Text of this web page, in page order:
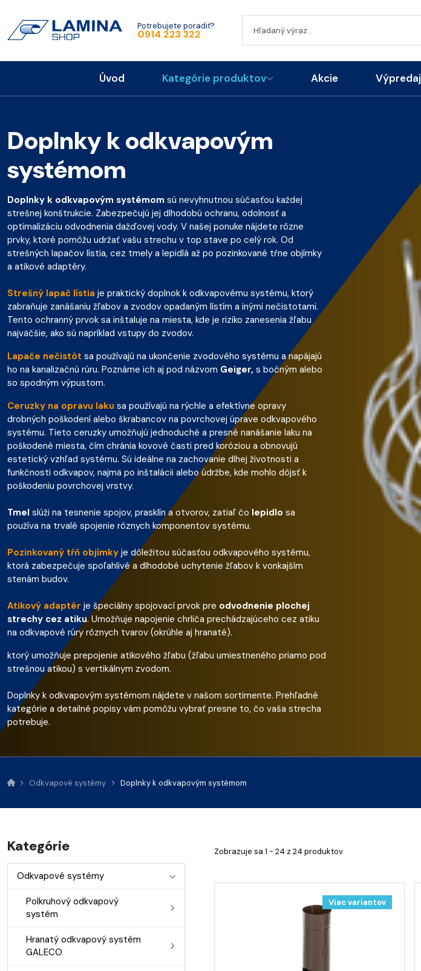
Potrebujete poradiť?
0914 223 322
Úvod Kategórie produktov Akcie Výpredaj
Doplnky k odkvapovým
systémom
Doplnky k odkvapovým systémom sú nevyhnutnou súčasťou každej
strešnej konštrukcie. Zabezpečujú jej dlhodobú ochranu, odolnosť a
optimalizáciu odvodnenia dažďovej vody. V našej ponuke nájdete rôzne
prvky, ktoré pomôžu udržať vašu strechu v top stave po celý rok. Od
strešných lapačov lístia, cez tmely a lepidlá až po pozinkované tŕne objímky
a atikové adaptéry.
Strešný lapač lístia je praktický doplnok k odkvapovému systému, ktorý
zabraňuje zanášaniu žľabov a zvodov opadaným lístím a inými nečistotami.
Tento ochranný prvok sa inštaluje na miesta, kde je riziko zanesenia žľabu
najväčšie, ako sú napríklad vstupy do zvodov.
Lapače nečistôt sa používajú na ukončenie zvodového systému a napájajú
ho na kanalizačnú rúru. Poznáme ich aj pod názvom Geiger, s bočným alebo
so spodným výpustom.
Ceruzky na opravu laku sa používajú na rýchle a efektívne opravy
drobných poškodení alebo škrabancov na povrchovej úprave odkvapového
systému. Tieto ceruzky umožňujú jednoduché a presné nanášanie laku na
poškodené miesta, čím chránia kovové časti pred koróziou a obnovujú
estetický vzhľad systému. Sú ideálne na zachovanie dlhej životnosti a
funkčnosti odkvapov, najmä po inštalácii alebo údržbe, kde mohlo dôjsť k
poškodeniu povrchovej vrstvy.
Tmel slúži na tesnenie spojov, prasklín a otvorov, zatiaľ čo lepidlo sa
používa na trvalé spojenie rôznych komponentov systému.
Pozinkovaný tŕň objímky je dôležitou súčasťou odkvapového systému,
ktorá zabezpečuje spoľahlivé a dlhodobé uchytenie žľabov k vonkajším
stenám budov.
Atikový adaptér je špeciálny spojovací prvok pre odvodnenie plochej
strechy cez atiku. Umožňuje napojenie chrliča prechádzajúceho cez atiku
na odkvapové rúry rôznych tvarov (okrúhle aj hranaté).
ktorý umožňuje prepojenie atikového žľabu (žľabu umiestneného priamo pod
strešnou atikou) s vertikálnym zvodom.
Doplnky k odkvapovým systémom nájdete v našom sortimente. Prehľadné
kategórie a detailné popisy vám pomôžu vybrať presne to, čo vaša strecha
potrebuje.
Odkvapové systémy Doplnky k odkvapovým systémom
Kategórie
Odkvapové systémy
Polkruhový odkvapový
systém
Hranatý odkvapový systém
GALECO
Zobrazuje sa 1 - 24 z 24 produktov
Viac variantov